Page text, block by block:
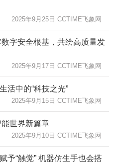
2025年9月25日 CCTIME飞象网
字安全根基，共绘高质量发
2025年9月17日 CCTIME飞象网
活中的“科技之光”
2025年9月15日 CCTIME飞象网
世界新篇章
2025年9月10日 CCTIME飞象网
予“触觉” 机器仿生手也会搭